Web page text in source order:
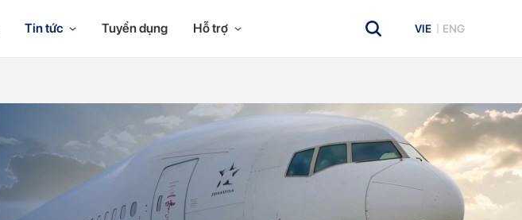
Tin tức Tuyển dụng Hỗ trợ VIE ENG